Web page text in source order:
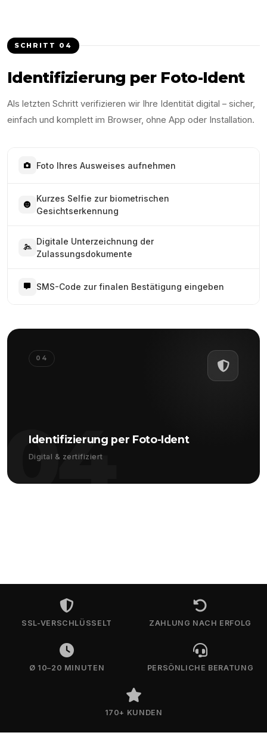
SCHRITT 04
Identifizierung per Foto-Ident
Als letzten Schritt verifizieren wir Ihre Identität digital – sicher,
einfach und komplett im Browser, ohne App oder Installation.
Foto Ihres Ausweises aufnehmen
Kurzes Selfie zur biometrischen
Gesichtserkennung
Digitale Unterzeichnung der
Zulassungsdokumente
SMS-Code zur finalen Bestätigung eingeben
04
04
Identifizierung per Foto-Ident
Digital & zertifiziert
SSL-VERSCHLÜSSELT ZAHLUNG NACH ERFOLG
Ø 10–20 MINUTEN PERSÖNLICHE BERATUNG
170+ KUNDEN